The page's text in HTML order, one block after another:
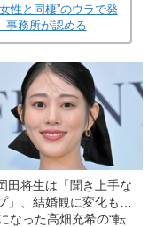
性と同棲”のウラで発
事務所が認める
田将生は「聞き上手な
」、結婚観に変化も…
なった高畑充希の“転